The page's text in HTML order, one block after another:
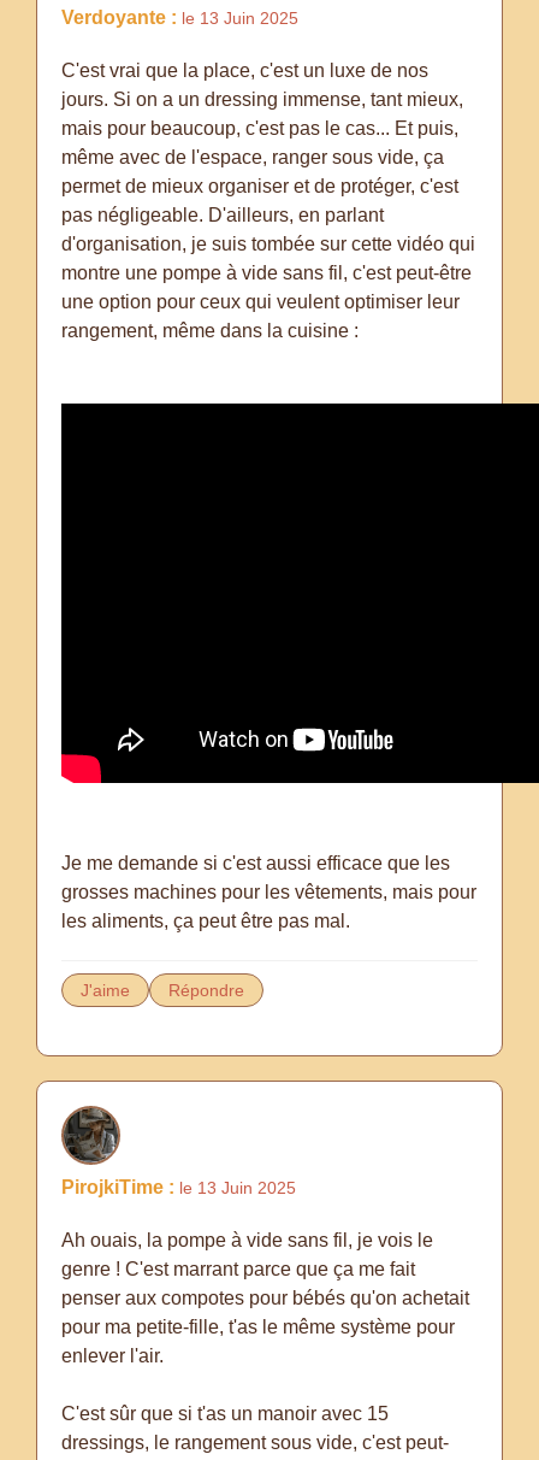
Verdoyante : le 13 Juin 2025
C'est vrai que la place, c'est un luxe de nos
jours. Si on a un dressing immense, tant mieux,
mais pour beaucoup, c'est pas le cas... Et puis,
même avec de l'espace, ranger sous vide, ça
permet de mieux organiser et de protéger, c'est
pas négligeable. D'ailleurs, en parlant
d'organisation, je suis tombée sur cette vidéo qui
montre une pompe à vide sans fil, c'est peut-être
une option pour ceux qui veulent optimiser leur
rangement, même dans la cuisine :
Je me demande si c'est aussi efficace que les
grosses machines pour les vêtements, mais pour
les aliments, ça peut être pas mal.
J'aime Répondre
PirojkiTime : le 13 Juin 2025
Ah ouais, la pompe à vide sans fil, je vois le
genre ! C'est marrant parce que ça me fait
penser aux compotes pour bébés qu'on achetait
pour ma petite-fille, t'as le même système pour
enlever l'air.
C'est sûr que si t'as un manoir avec 15
dressings, le rangement sous vide, c'est peut-